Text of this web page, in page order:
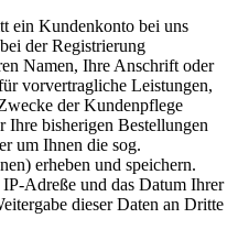
ein Kundenkonto bei uns
der Registrierung
Namen, Ihre Anschrift oder
vorvertragliche Leistungen,
der Kundenpflege
Ihre bisherigen Bestellungen
um Ihnen die sog.
erheben und speichern.
Adreße und das Datum Ihrer
dieser Daten an Dritte